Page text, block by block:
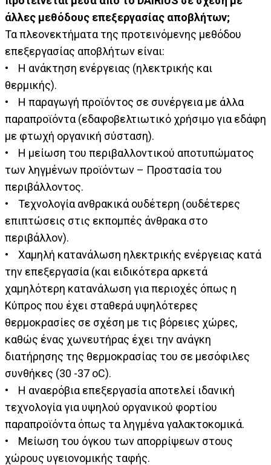
άλλες μεθόδους επεξεργασίας αποβλήτων;
Τα πλεονεκτήματα της προτεινόμενης μεθόδου
επεξεργασίας αποβλήτων είναι:
• Η ανάκτηση ενέργειας (ηλεκτρικής και
θερμικής).
• Η παραγωγή προϊόντος σε συνέργεια με άλλα
παραπροϊόντα (εδαφοβελτιωτικό χρήσιμο για εδάφη
με φτωχή οργανική σύσταση).
• Η μείωση του περιβαλλοντικού αποτυπώματος
των ληγμένων προϊόντων – Προστασία του
περιβάλλοντος.
• Τεχνολογία ανθρακικά ουδέτερη (ουδέτερες
επιπτώσεις στις εκπομπές άνθρακα στο
περιβάλλον).
• Χαμηλή κατανάλωση ηλεκτρικής ενέργειας κατά
την επεξεργασία (και ειδικότερα αρκετά
χαμηλότερη κατανάλωση για περιοχές όπως η
Κύπρος που έχει σταθερά υψηλότερες
θερμοκρασίες σε σχέση με τις βόρειες χώρες,
καθώς ένας χωνευτήρας έχει την ανάγκη
διατήρησης της θερμοκρασίας του σε μεσόφιλες
συνθήκες (30 -37 oC).
• Η αναερόβια επεξεργασία αποτελεί ιδανική
τεχνολογία για υψηλού οργανικού φορτίου
παραπροϊόντα όπως τα ληγμένα γαλακτοκομικά.
• Μείωση του όγκου των απορρίψεων στους
χώρους υγειονομικής ταφής.